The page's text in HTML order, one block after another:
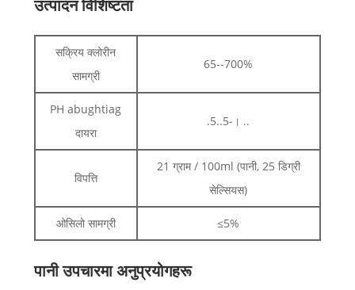
उत्पादन विशिष्टता
सक्रिय क्लोरीन
सामग्री
65--700%
PH abughtiag
दायरा
.5..5-। ..
विपत्ति
21 ग्राम / 100ml (पानी, 25 डिग्री
सेल्सियस)
ओसिलो सामग्री ≤5%
पानी उपचारमा अनुप्रयोगहरू